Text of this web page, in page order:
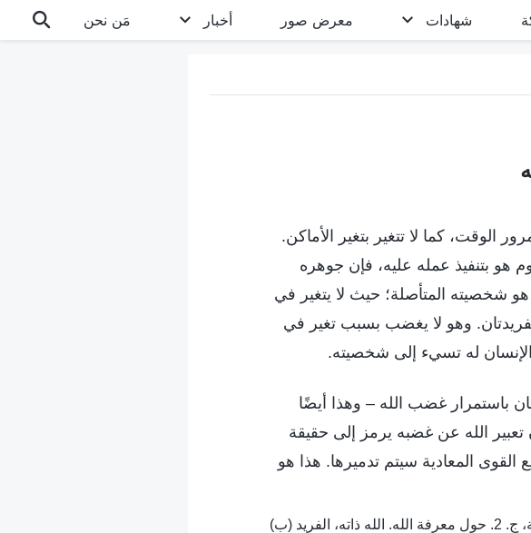
شهادات معرض صور أخبار مَن نحن
الوقت، كما لا تتغير بتغير الأماكن.
بتنفيذ عمله عليه، فإن جوهره
شخصيته المتأصلة؛ حيث لا يتغير في
الفريدتان. وهو لا يغضب بسبب تغير في
له تسيء إلى شخصيته.
باستمرار غضب الله – وهذا أيضًا
تعبير الله عن غضبه يرمز إلى حقيقة
المعادية سيتم تدميرها. هذا هو
الفريد (ب)